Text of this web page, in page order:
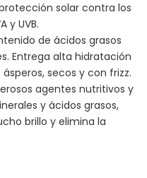
solar contra los
y UVB.
de ácidos grasos
Entrega alta hidratación
secos y con frizz.
agentes nutritivos y
y ácidos grasos,
brillo y elimina la